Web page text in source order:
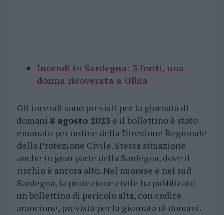
Incendi in Sardegna: 3 feriti, una
donna ricoverata a Olbia
Gli incendi sono previsti per la giornata di
domani 8 agosto 2023e il bollettino è stato
emanato per ordine della Direzione Regionale
della Protezione Civile. Stessa situazione
anche in gran parte della Sardegna, dove il
rischio è ancora alto. Nel nuorese e nel sud
Sardegna, la protezione civile ha pubblicato
un bollettino di pericolo alta, con codice
arancione, prevista per la giornata di domani.